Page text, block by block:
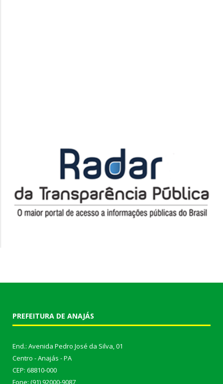
PREFEITURA DE ANAJÁS
End.: Avenida Pedro José da Silva, 01
Centro - Anajás - PA
CEP: 68810-000
Fone: (91) 92000-9087